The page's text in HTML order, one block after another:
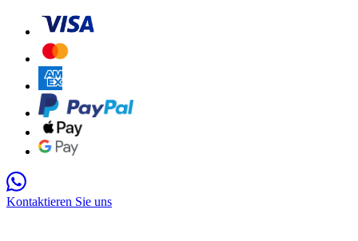
Kontaktieren Sie uns